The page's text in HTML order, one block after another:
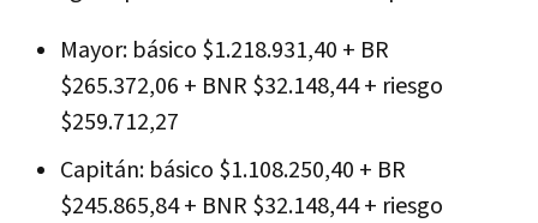
Mayor: básico $1.218.931,40 + BR
$265.372,06 + BNR $32.148,44 + riesgo
$259.712,27
Capitán: básico $1.108.250,40 + BR
$245.865,84 + BNR $32.148,44 + riesgo